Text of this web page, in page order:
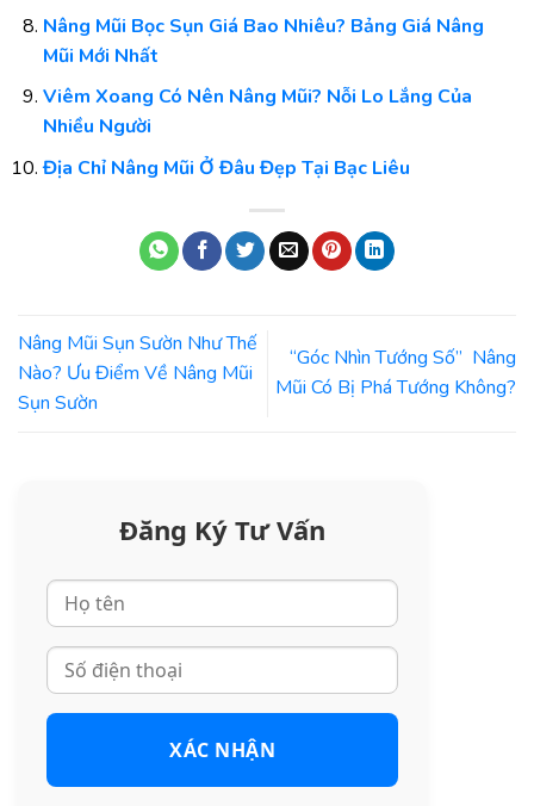
Nâng Mũi Bọc Sụn Giá Bao Nhiêu? Bảng Giá Nâng
Mũi Mới Nhất
Viêm Xoang Có Nên Nâng Mũi? Nỗi Lo Lắng Của
Nhiều Người
Địa Chỉ Nâng Mũi Ở Đâu Đẹp Tại Bạc Liêu
Nâng Mũi Sụn Sườn Như Thế
Nào? Ưu Điểm Về Nâng Mũi
Sụn Sườn
“Góc Nhìn Tướng Số” Nâng
Mũi Có Bị Phá Tướng Không?
Đăng Ký Tư Vấn
XÁC NHẬN